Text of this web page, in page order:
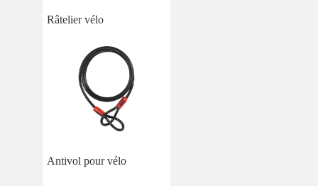
Râtelier vélo
Antivol pour vélo